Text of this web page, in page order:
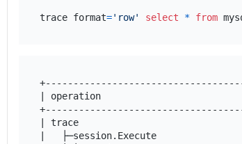
trace format='row' select * from
| operation
| trace
|   ├─session.Execute